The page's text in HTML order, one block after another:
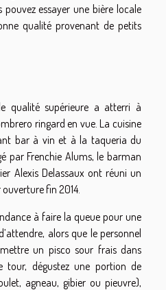
pouvez essayer une bière locale
qualité provenant de petits
qualité supérieure a atterri à
ringard en vue. La cuisine
bar à vin et à la taqueria du
par Frenchie Alums, le barman
Alexis Delassaux ont réuni un
fin 2014.
à faire la queue pour une
alors que le personnel
un pisco sour frais dans
dégustez une portion de
agneau, gibier ou pieuvre),